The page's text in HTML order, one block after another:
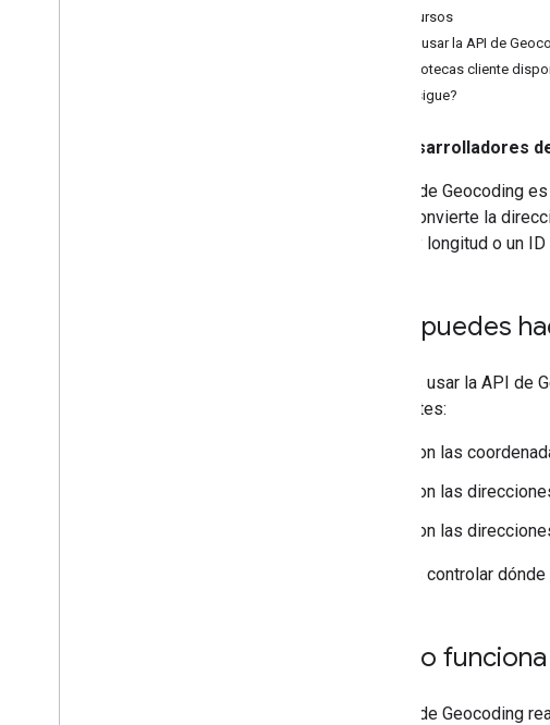
Recursos
Cómo usar la API de
Bibliotecas cliente
¿Qué sigue?
Desarrolladores
La API de Geocoding
lugar. Convierte la
latitud y longitud o un
Qué puedes
Puedes usar la API de
siguientes:
Son las
Son las
Son las
Puedes controlar
Cómo
La API de Geocoding